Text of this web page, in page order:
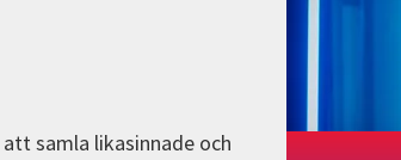
samla likasinnade och